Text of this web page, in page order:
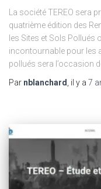
La société TEREO sera
quatrième édition des
les Sites et Sols Pollués
incontournable pour les
pollués sera l’occasion
Par nblanchard , il y a 7